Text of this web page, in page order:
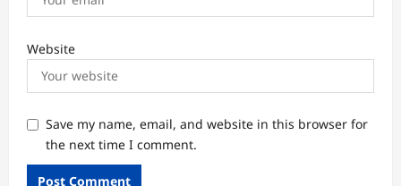
Website
Save my name, email, and website in this browser for
the next time I comment.